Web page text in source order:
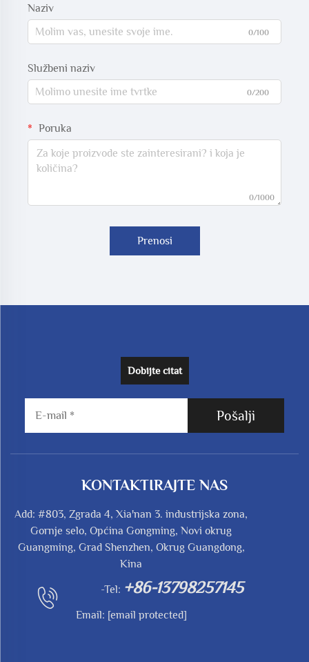
Naziv
0/100
Službeni naziv
0/200
Poruka
0/1000
Prenosi
Dobijte citat
Pošalji
KONTAKTIRAJTE NAS
Add: #803, Zgrada 4, Xia'nan 3. industrijska zona,
Gornje selo, Općina Gongming, Novi okrug
Guangming, Grad Shenzhen, Okrug Guangdong,
Kina
-Tel: +86-13798257145
Email: [email protected]